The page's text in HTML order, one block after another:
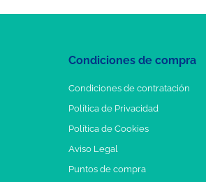
Condiciones de compra
Condiciones de contratación
Política de Privacidad
Política de Cookies
Aviso Legal
Puntos de compra